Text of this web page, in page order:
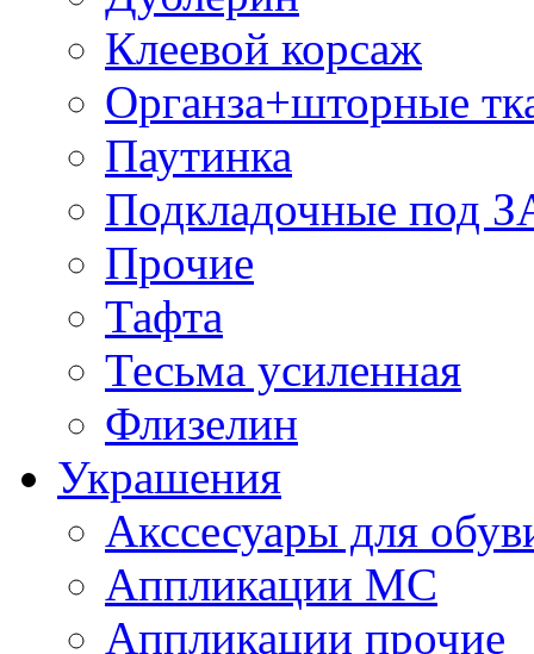
Клеевой корсаж
Органза+шторные
Паутинка
Подкладочные под
Прочие
Тафта
Тесьма усиленная
Флизелин
Украшения
Акссесуары для
Аппликации МС
Аппликации прочие